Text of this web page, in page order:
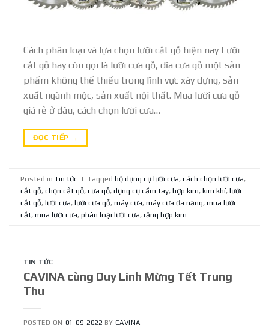
Cách phân loại và lựa chọn lưỡi cắt gỗ hiện nay Lưỡi
cắt gỗ hay còn gọi là lưỡi cưa gỗ, dĩa cưa gỗ một sản
phẩm không thể thiếu trong lĩnh vực xây dựng, sản
xuất ngành mộc, sản xuất nội thất. Mua lưỡi cưa gỗ
giá rẻ ở đâu, cách chọn lưỡi cưa…
ĐỌC TIẾP →
Posted inTin tức | Taggedbộ dụng cụ lưỡi cưa,cách chọn lưỡi cưa,
cắt gỗ,chọn cắt gỗ,cưa gỗ,dụng cụ cầm tay,hợp kim,kim khí,lưỡi
cắt gỗ,lưỡi cưa,lưỡi cưa gỗ,máy cưa,máy cưa đa năng,mua lưỡi
cắt,mua lưỡi cưa,phân loại lưỡi cưa,răng hợp kim
TIN TỨC
CAVINA cùng Duy Linh Mừng Tết Trung
Thu
POSTED ON 01-09-2022 BYCAVINA